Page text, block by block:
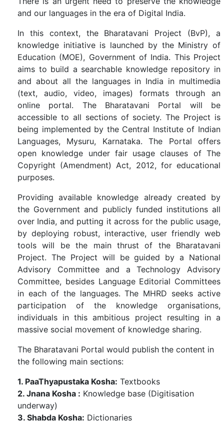
and our languages in the era of Digital India.
In this context, the Bharatavani Project (BvP), a
knowledge initiative is launched by the Ministry of
Education (MOE), Government of India. This Project
aims to build a searchable knowledge repository in
and about all the languages in India in multimedia
(text, audio, video, images) formats through an
online portal. The Bharatavani Portal will be
accessible to all sections of society. The Project is
being implemented by the Central Institute of Indian
Languages, Mysuru, Karnataka. The Portal offers
open knowledge under fair usage clauses of The
Copyright (Amendment) Act, 2012, for educational
purposes.
Providing available knowledge already created by
the Government and publicly funded institutions all
over India, and putting it across for the public usage,
by deploying robust, interactive, user friendly web
tools will be the main thrust of the Bharatavani
Project. The Project will be guided by a National
Advisory Committee and a Technology Advisory
Committee, besides Language Editorial Committees
in each of the languages. The MHRD seeks active
participation of the knowledge organisations,
individuals in this ambitious project resulting in a
massive social movement of knowledge sharing.
The Bharatavani Portal would publish the content in
the following main sections:
1. PaaThyapustaka Kosha: Textbooks
2. Jnana Kosha : Knowledge base (Digitisation
underway)
3. Shabda Kosha: Dictionaries